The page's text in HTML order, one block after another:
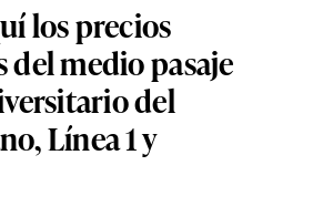
los precios
del medio pasaje
del
Línea 1 y